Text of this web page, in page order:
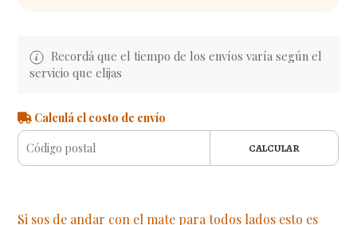
Recordá que el tiempo de los envíos varía según el
servicio que elijas
Calculá el costo de envío
CALCULAR
Si sos de andar con el mate para todos lados esto es